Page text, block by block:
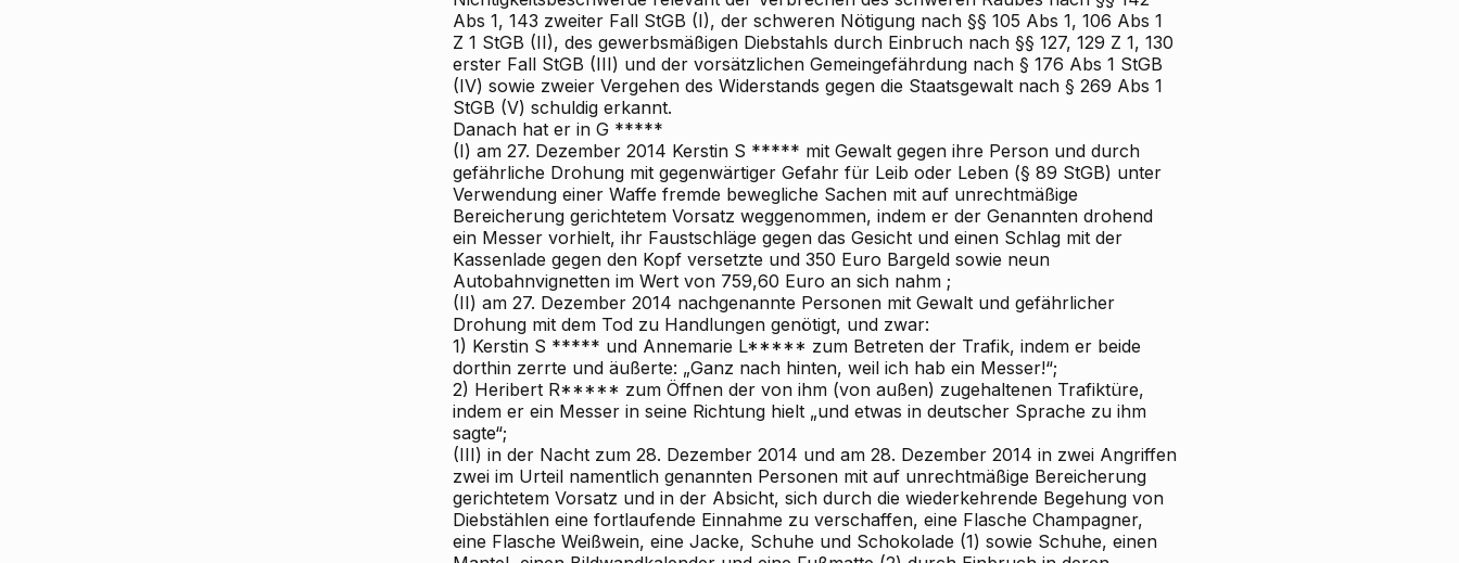
Abs 1, 143 zweiter Fall StGB (I), der schweren Nötigung nach §§ 105 Abs 1, 106 Abs 1
Z 1 StGB (II), des gewerbsmäßigen Diebstahls durch Einbruch nach §§ 127, 129 Z 1, 130
erster Fall StGB (III) und der vorsätzlichen Gemeingefährdung nach § 176 Abs 1 StGB
(IV) sowie zweier Vergehen des Widerstands gegen die Staatsgewalt nach § 269 Abs 1
StGB (V) schuldig erkannt.
Danach hat er in G *****
(I) am 27. Dezember 2014 Kerstin S ***** mit Gewalt gegen ihre Person und durch
gefährliche Drohung mit gegenwärtiger Gefahr für Leib oder Leben (§ 89 StGB) unter
Verwendung einer Waffe fremde bewegliche Sachen mit auf unrechtmäßige
Bereicherung gerichtetem Vorsatz weggenommen, indem er der Genannten drohend
ein Messer vorhielt, ihr Faustschläge gegen das Gesicht und einen Schlag mit der
Kassenlade gegen den Kopf versetzte und 350 Euro Bargeld sowie neun
Autobahnvignetten im Wert von 759,60 Euro an sich nahm ;
(II) am 27. Dezember 2014 nachgenannte Personen mit Gewalt und gefährlicher
Drohung mit dem Tod zu Handlungen genötigt, und zwar:
1) Kerstin S ***** und Annemarie L***** zum Betreten der Trafik, indem er beide
dorthin zerrte und äußerte: „Ganz nach hinten, weil ich hab ein Messer!“;
2) Heribert R***** zum Öffnen der von ihm (von außen) zugehaltenen Trafiktüre,
indem er ein Messer in seine Richtung hielt „und etwas in deutscher Sprache zu ihm
sagte“;
(III) in der Nacht zum 28. Dezember 2014 und am 28. Dezember 2014 in zwei Angriffen
zwei im Urteil namentlich genannten Personen mit auf unrechtmäßige Bereicherung
gerichtetem Vorsatz und in der Absicht, sich durch die wiederkehrende Begehung von
Diebstählen eine fortlaufende Einnahme zu verschaffen, eine Flasche Champagner,
eine Flasche Weißwein, eine Jacke, Schuhe und Schokolade (1) sowie Schuhe, einen